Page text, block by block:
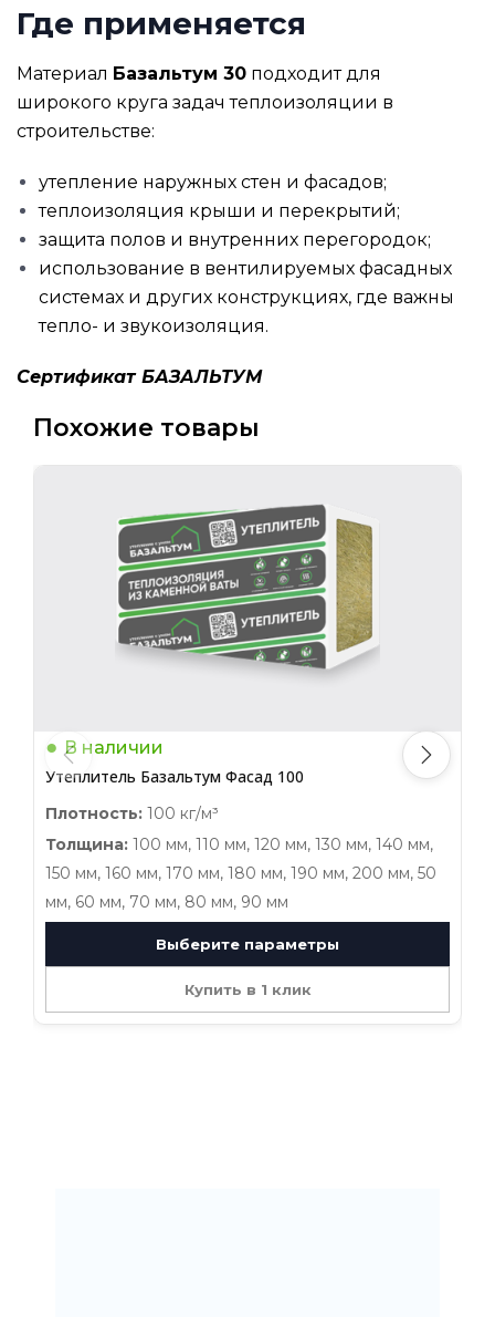
Где применяется
Материал Базальтум 30 подходит для
широкого круга задач теплоизоляции в
строительстве:
утепление наружных стен и фасадов;
теплоизоляция крыши и перекрытий;
защита полов и внутренних перегородок;
использование в вентилируемых фасадных
системах и других конструкциях, где важны
тепло- и звукоизоляция.
Сертификат БАЗАЛЬТУМ
Похожие товары
В наличии
Утеплитель Базальтум Фасад 100
Плотность: 100 кг/м³
Толщина: 100 мм, 110 мм, 120 мм, 130 мм, 140 мм,
150 мм, 160 мм, 170 мм, 180 мм, 190 мм, 200 мм, 50
мм, 60 мм, 70 мм, 80 мм, 90 мм
Выберите параметры
Купить в 1 клик